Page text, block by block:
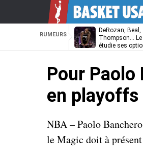
RUMEURS
DeRozan, Beal,
Thompson… Le
étudie ses
Pour Paolo
en playoffs
NBA – Paolo
le Magic doit à